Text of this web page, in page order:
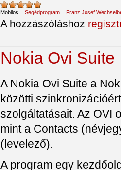
Mobilos Segédprogram Franz Josef
A hozzászóláshoz
Nokia Ovi Suite
A Nokia Ovi Suite a
közötti
szolgáltatásait. Az OVI
mint a Contacts
(levelező).
A program egy